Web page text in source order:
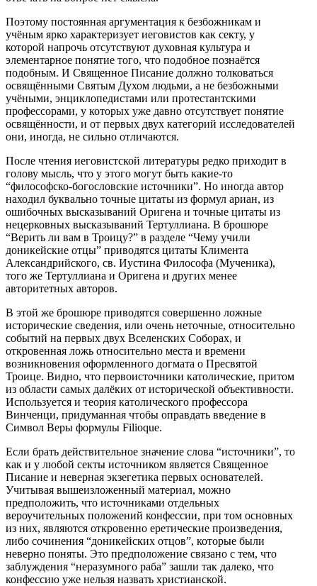
Поэтому постоянная аргументация к безбожникам и
учёным ярко характеризует иеговистов как секту, у
которой напрочь отсутствуют духовная культура и
элементарное понятие того, что подобное познаётся
подобным. И Священное Писание должно толковаться
освящёнными Святым Духом людьми, а не безбожными
учёными, энциклопедистами или протестантскими
профессорами, у которых уже давно отсутствует понятие
освящённости, и от первых двух категорий исследователей
они, иногда, не сильно отличаются.
После чтения иеговистской литературы редко приходит в
голову мысль, что у этого могут быть какие-то
“философско-богословские источники”. Но иногда автор
находил буквально точные цитаты из формул ариан, из
ошибочных высказываний Оригена и точные цитаты из
нецерковных высказываний Тертуллиана. В брошюре
“Верить ли вам в Троицу?” в разделе “Чему учили
доникейские отцы” приводятся цитаты Климента
Александрийского, св. Иустина Философа (Мученика),
того же Тертуллиана и Оригена и других менее
авторитетных авторов.
В этой же брошюре приводятся совершенно ложные
исторические сведения, или очень неточные, относительно
событий на первых двух Вселенских Соборах, и
откровенная ложь относительно места и времени
возникновения оформленного догмата о Пресвятой
Троице. Видно, что первоисточники католические, притом
из области самых далёких от исторической объективности.
Используется и теория католического профессора
Винченци, придуманная чтобы оправдать введение в
Символ Веры формулы Filioque.
Если брать действительное значение слова “источники”, то
как и у любой секты источником является Священное
Писание и неверная экзегетика первых основателей.
Учитывая вышеизложенный материал, можно
предположить, что источниками отдельных
вероучительных положений конфессии, при том основных
из них, являются откровенно еретические произведения,
либо сочинения “доникейских отцов”, которые были
неверно поняты. Это предположение связано с тем, что
заблуждения “неразумного раба” зашли так далеко, что
конфессию уже нельзя назвать христианской.